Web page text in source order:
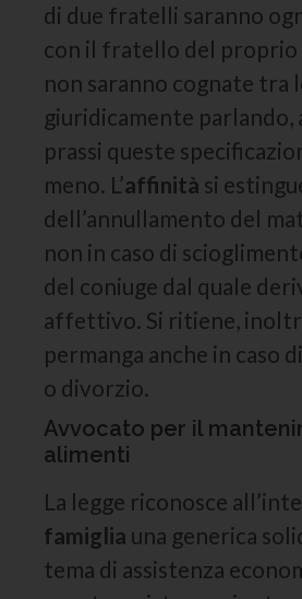
di due fratelli saranno
con il fratello del proprio
non saranno cognate tra
giuridicamente parlando,
prassi queste
meno. L’affinità si
dell’annullamento del
non in caso di
del coniuge dal quale
affettivo. Si ritiene,
permanga anche in caso
o divorzio.
Avvocato per il
alimenti
La legge riconosce
famiglia una generica
tema di assistenza